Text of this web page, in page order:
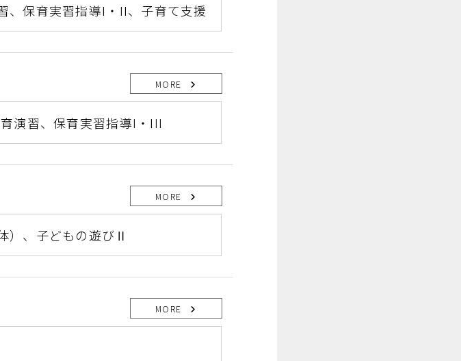
、保育実習指導I・II、 子育て支援
演習、保育実習指導I・III
MORE
、 子どもの遊びⅡ
MORE
MORE